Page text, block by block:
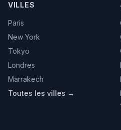
VILLES
Paris
New York
Tokyo
Londres
Marrakech
Toutes les villes →